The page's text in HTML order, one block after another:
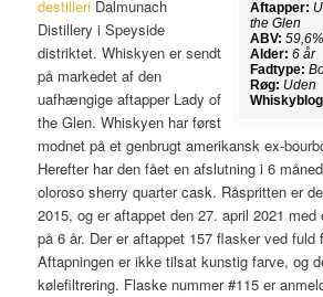
Aftapper:
the Glen
ABV: 59,6%
Alder: 6 år
Fadtype:
Røg: Uden
destilleri Dalmunach
Distillery i Speyside
distriktet. Whiskyen er sendt
på markedet af den
uafhængige aftapper Lady of
the Glen. Whiskyen har først
modnet på et genbrugt amerikansk ex-
Herefter har den fået en afslutning i 6
oloroso sherry quarter cask. Råspritten er
2015, og er aftappet den 27. april 2021 med
på 6 år. Der er aftappet 157 flasker ved fuld
Aftapningen er ikke tilsat kunstig farve, og
kølefiltrering. Flaske nummer #115 er